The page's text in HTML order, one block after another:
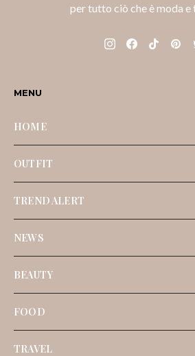
per tutto ciò che è moda e
MENU
HOME
OUTFIT
TREND ALERT
NEWS
BEAUTY
FOOD
TRAVEL